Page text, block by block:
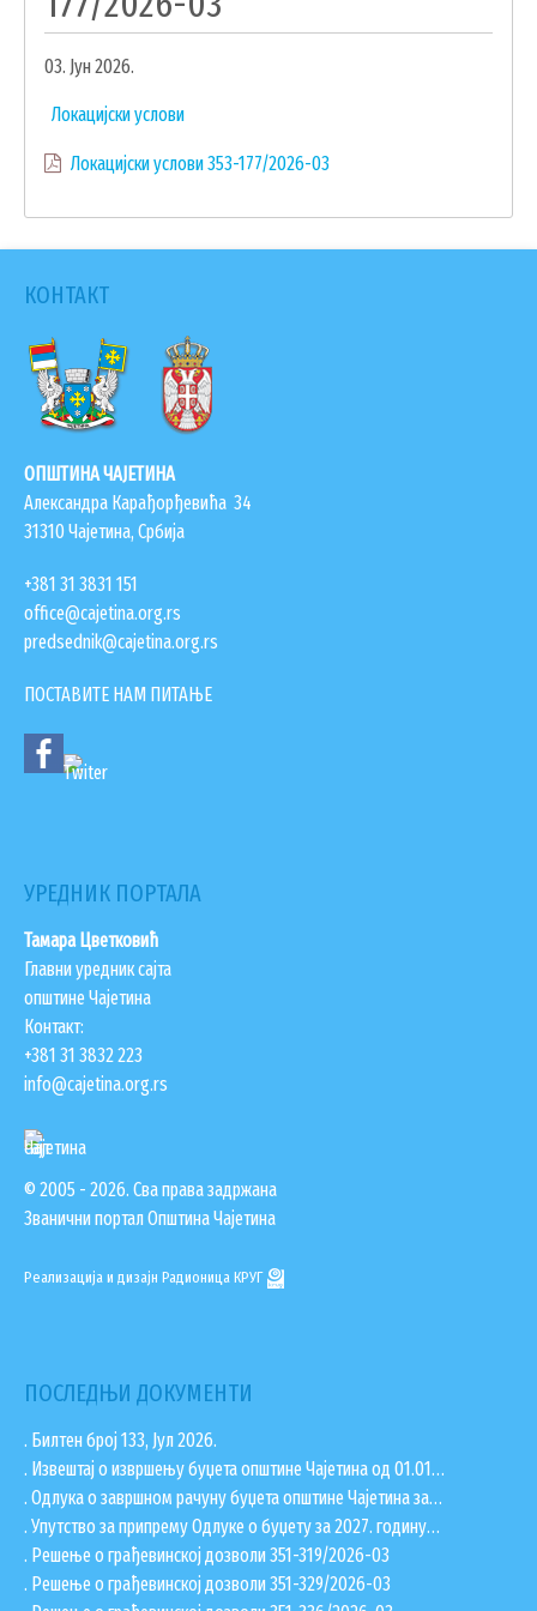
УДРУЖЕЊА И НВО
ЛОКАЛНА САМОУПРАВА
ПРЕДСЕДНИК
ОПШТИНСКО ВЕЋЕ
ОПШТИНСКА УПРАВА
ОПШТИНСКО ПРАВОБРАНИЛАШТВО
ЈАВНА ПРЕДУЗЕЋА
КОМУНАЛНА МИЛИЦИЈА ОПШТИНЕ
ЧАЈЕТИНА
ИНТЕРНА РЕВИЗИЈА
ВОДИЧ КРОЗ ЛОКАЛНУ УПРАВУ
ПИСАРНИЦА
ВИРТУЕЛНИ МАТИЧАР
КОНКУРСИ, ПОЗИВИ, ОБАВЕШТЕЊА
ПОДНОШЕЊЕ ЗАХТЕВА УРБАНИЗАМ
ГИС ЧАЈЕТИНА
ДОКУМЕНТА
КОНТАКТИ
03. Јун 2026.
Локацијски услови
Локацијски услови 353-177/2026-03
КОНТАКТ
ОПШТИНА ЧАЈЕТИНА
Александра Карађорђевића 34
31310 Чајетина, Србија
+381 31 3831 151
office@cajetina.org.rs
predsednik@cajetina.org.rs
ПОСТАВИТЕ НАМ ПИТАЊЕ
УРЕДНИК ПОРТАЛА
Тамара Цветковић
Главни уредник сајта
општине Чајетина
Контакт:
+381 31 3832 223
info@cajetina.org.rs
© 2005 - 2026. Сва права задржана
Званични портал Општина Чајетина
Реализација и дизајн Радионица КРУГ
ПОСЛЕДЊИ ДОКУМЕНТИ
. Билтен број 133, Јул 2026.
. Извештај о извршењу буџета општине Чајетина од 01.01…
. Одлука о завршном рачуну буџета општине Чајетина за…
. Упутство за припрему Одлуке о буџету за 2027. годину…
. Решење о грађевинској дозволи 351-319/2026-03
. Решење о грађевинској дозволи 351-329/2026-03